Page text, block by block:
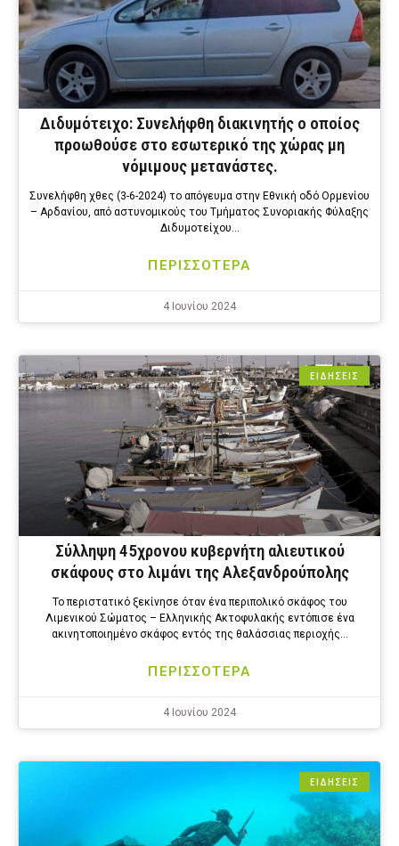
Διδυμότειχο: Συνελήφθη διακινητής ο οποίος
προωθούσε στο εσωτερικό της χώρας μη
νόμιμους μετανάστες.
Συνελήφθη χθες (3-6-2024) το απόγευμα στην Εθνική οδό Ορμενίου
– Αρδανίου, από αστυνομικούς του Τμήματος Συνοριακής Φύλαξης
Διδυμοτείχου…
ΠΕΡΙΣΣΟΤΕΡΑ
4 Ιουνίου 2024
ΕΙΔΗΣΕΙΣ
Σύλληψη 45χρονου κυβερνήτη αλιευτικού
σκάφους στο λιμάνι της Αλεξανδρούπολης
Το περιστατικό ξεκίνησε όταν ένα περιπολικό σκάφος του
Λιμενικού Σώματος – Ελληνικής Ακτοφυλακής εντόπισε ένα
ακινητοποιημένο σκάφος εντός της θαλάσσιας περιοχής…
ΠΕΡΙΣΣΟΤΕΡΑ
4 Ιουνίου 2024
ΕΙΔΗΣΕΙΣ